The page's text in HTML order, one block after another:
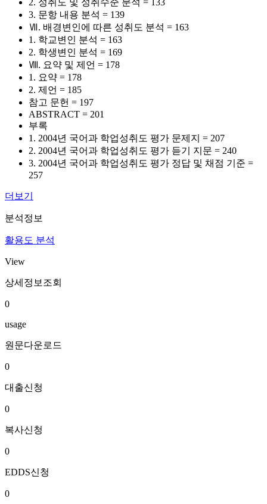
2. 성취도 및 성취수준 분석 = 133
3. 문항 내용 분석 = 139
Ⅶ. 배경변인에 따른 성취도 분석 = 163
1. 학교변인 분석 = 163
2. 학생변인 분석 = 169
Ⅷ. 요약 및 제언 = 178
1. 요약 = 178
2. 제언 = 185
참고 문헌 = 197
ABSTRACT = 201
부록
1. 2004년 국어과 학업성취도 평가 문제지 = 207
2. 2004년 국어과 학업성취도 평가 듣기 지문 = 240
3. 2004년 국어과 학업성취도 평가 정답 및 채점 기준 =
257
더보기
분석정보
활용도 분석
View
상세정보조회
0
usage
원문다운로드
0
대출신청
0
복사신청
0
EDDS신청
0